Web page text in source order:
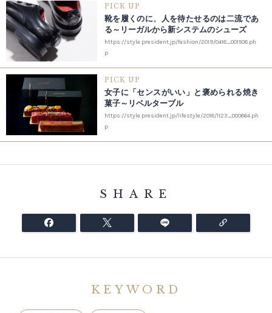
PICK UP
靴を履くのに、人を待たせるのは二流であ
る～リーガルから新システムのシューズ
https://style.president.jp/fashion/2019/0418_001508.ph
p
PICK UP
女子に「センスがいい」と褒められる焼き
菓子～リベルターブル
https://style.president.jp/lifestyle/2018/1123_000864.ph
p
SHARE
KEYWORD